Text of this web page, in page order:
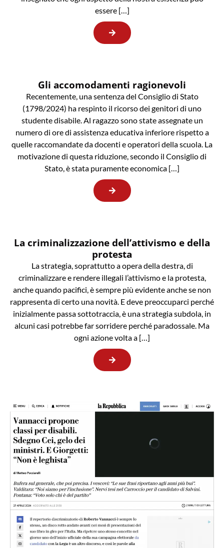
essere […]
Gli accomodamenti ragionevoli
Recentemente, una sentenza del Consiglio di Stato
(1798/2024) ha respinto il ricorso dei genitori di uno
studente disabile. Al ragazzo sono state assegnate un
numero di ore di assistenza educativa inferiore rispetto a
quelle raccomandate da docenti e operatori della scuola. La
motivazione di questa riduzione, secondo il Consiglio di
Stato, è stata puramente economica […]
La criminalizzazione dell’attivismo e della
protesta
La strategia, soprattutto a opera della destra, di
criminalizzare e rendere illegali l’attivismo e la protesta,
anche quando pacifici, è sempre più evidente anche se non
rappresenta di certo una novità. E deve preoccuparci perché
inizialmente passa sottotraccia, è una strategia subdola, in
alcuni casi potrebbe far sorridere perché paradossale. Ma
ogni azione volta a […]